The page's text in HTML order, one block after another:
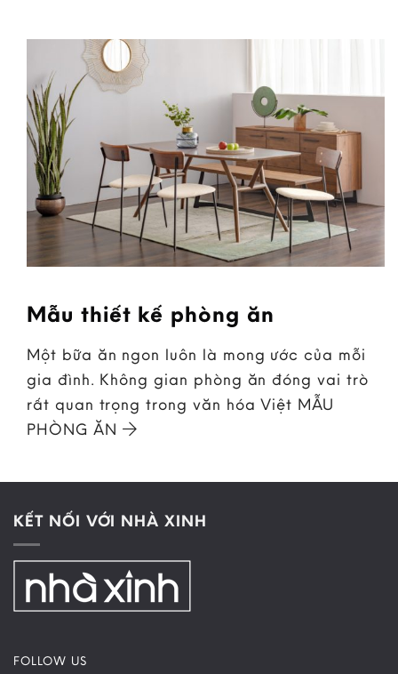
Mẫu thiết kế phòng ăn
Một bữa ăn ngon luôn là mong ước của mỗi
gia đình. Không gian phòng ăn đóng vai trò
rất quan trọng trong văn hóa Việt MẪU
PHÒNG ĂN
KẾT NỐI VỚI NHÀ XINH
FOLLOW US